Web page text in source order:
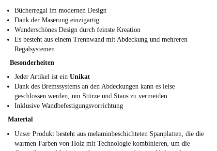
Bücherregal im modernen Design
Dank der Maserung einzigartig
Wunderschönes Design durch feinste Kreation
Es besteht aus einem Trennwand mit Abdeckung und mehreren
Regalsystemen
Besonderheiten
Jeder Artikel ist ein Unikat
Dank des Bremssystems an den Abdeckungen kann es leise
geschlossen werden, um Stürze und Staus zu vermeiden
Inklusive Wandbefestigungsvorrichtung
Material
Unser Produkt besteht aus melaminbeschichteten Spanplatten, die die
warmen Farben von Holz mit Technologie kombinieren, um die